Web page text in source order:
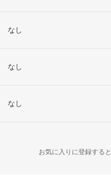
なし
なし
なし
お気に入りに登録すると